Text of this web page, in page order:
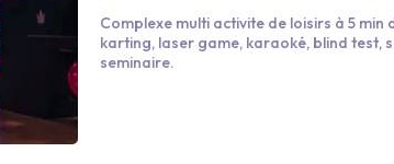
Complexe multi activite de loisirs à 5 min
karting, laser game, karaoké, blind test,
seminaire.